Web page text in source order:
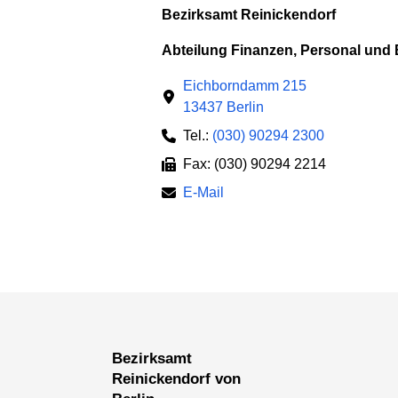
Bezirksamt Reinickendorf
Abteilung Finanzen, Personal und
Eichborndamm 215
13437 Berlin
Tel.: (030) 90294 2300
Fax: (030) 90294 2214
E-Mail
Bezirksamt
Reinickendorf von